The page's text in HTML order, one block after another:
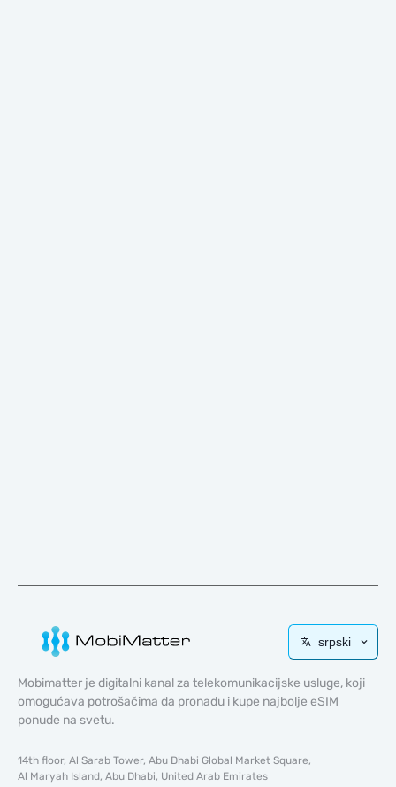
srpski
Mobimatter je digitalni kanal za telekomunikacijske usluge, koji
omogućava potrošačima da pronađu i kupe najbolje eSIM
ponude na svetu.
14th floor, Al Sarab Tower, Abu Dhabi Global Market Square,
Al Maryah Island, Abu Dhabi, United Arab Emirates